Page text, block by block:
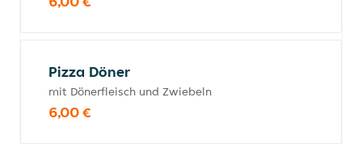
Pizza Döner
mit Dönerfleisch und Zwiebeln
6,00 €